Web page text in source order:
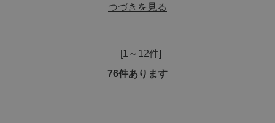
つづきを見る
[1～12件]
76件あります